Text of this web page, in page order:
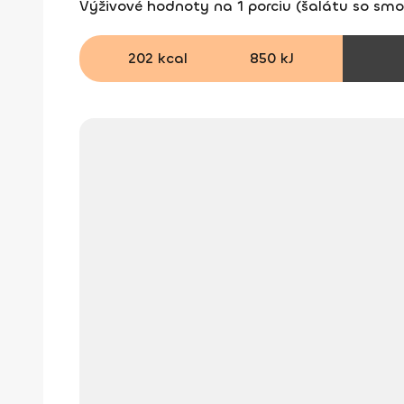
Výživové hodnoty na 1 porciu (šalátu so
202 kcal 850 kJ